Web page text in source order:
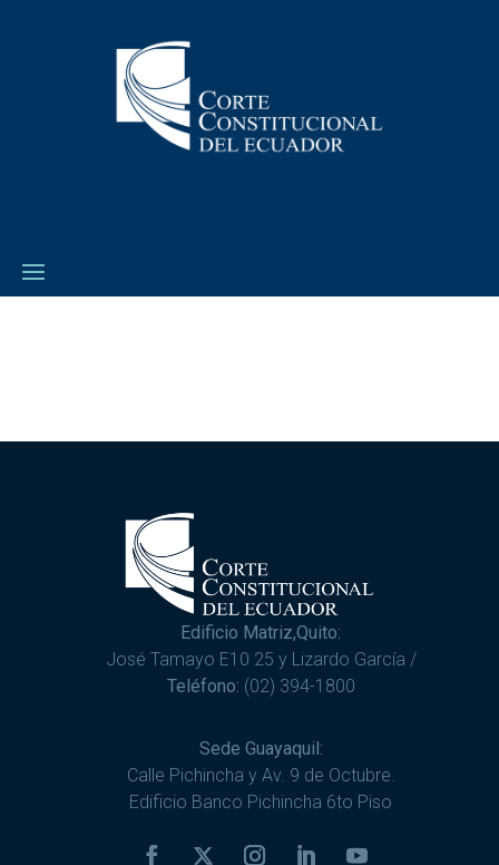
Edificio Matriz,Quito:
José Tamayo E10 25 y Lizardo García /
Teléfono: (02) 394-1800
Sede Guayaquil:
Calle Pichincha y Av. 9 de Octubre.
Edificio Banco Pichincha 6to Piso